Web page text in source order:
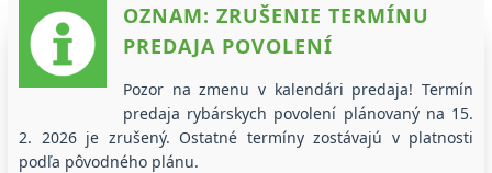
OZNAM: ZRUŠENIE TERMÍNU
PREDAJA POVOLENÍ
Pozor na zmenu v kalendári predaja! Termín
predaja rybárskych povolení plánovaný na 15.
2. 2026 je zrušený. Ostatné termíny zostávajú v platnosti
podľa pôvodného plánu.